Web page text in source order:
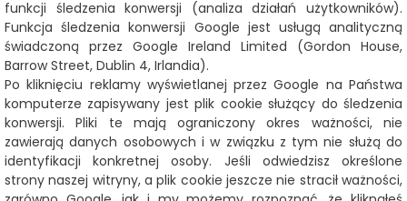
funkcji śledzenia konwersji (analiza działań użytkowników).
Funkcja śledzenia konwersji Google jest usługą analityczną
świadczoną przez Google Ireland Limited (Gordon House,
Barrow Street, Dublin 4, Irlandia).
Po kliknięciu reklamy wyświetlanej przez Google na Państwa
komputerze zapisywany jest plik cookie służący do śledzenia
konwersji. Pliki te mają ograniczony okres ważności, nie
zawierają danych osobowych i w związku z tym nie służą do
identyfikacji konkretnej osoby. Jeśli odwiedzisz określone
strony naszej witryny, a plik cookie jeszcze nie stracił ważności,